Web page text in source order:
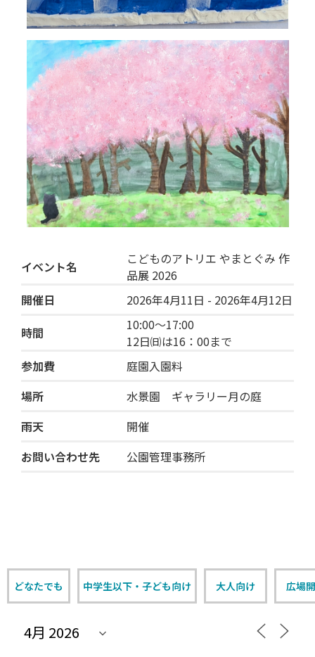
イベント名
こどものアトリエ やまとぐみ 作
品展 2026
開催日
2026年4月11日 - 2026年4月12日
時間
10:00〜17:00
12日㈰は16：00まで
参加費
庭園入園料
場所
水景園 ギャラリー月の庭
雨天
開催
お問い合わせ先
公園管理事務所
どなたでも 中学生以下・子ども向け 大人向け 広場